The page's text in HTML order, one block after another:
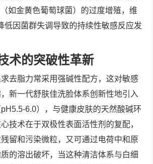
如金黄色葡萄球菌）的过度增殖，维
低因菌群失调导致的持续性敏感反应发
术的突破性革新
去脂力常采用强碱性配方，这对敏感
新一代舒肤佳洗脸体系创新性地引入
6.0），与健康皮肤的天然酸碱环
技术在于双极性表面活性剂的复配，
留和污染微粒，又可通过电荷中和原
的溶出破坏，当这种清洁体系与白细